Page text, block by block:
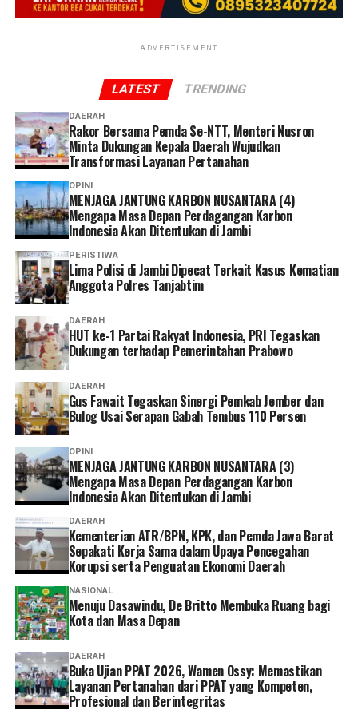
bersama Bulog untuk mendukung ketahanan pangan
ADVERTISEMENT
LATEST TRENDING
DAERAH
Rakor Bersama Pemda Se-NTT, Menteri Nusron
Minta Dukungan Kepala Daerah Wujudkan
Transformasi Layanan Pertanahan
OPINI
MENJAGA JANTUNG KARBON NUSANTARA (4)
Mengapa Masa Depan Perdagangan Karbon
Indonesia Akan Ditentukan di Jambi
PERISTIWA
Lima Polisi di Jambi Dipecat Terkait Kasus Kematian
Anggota Polres Tanjabtim
DAERAH
HUT ke-1 Partai Rakyat Indonesia, PRI Tegaskan
Dukungan terhadap Pemerintahan Prabowo
DAERAH
Gus Fawait Tegaskan Sinergi Pemkab Jember dan
Bulog Usai Serapan Gabah Tembus 110 Persen
OPINI
MENJAGA JANTUNG KARBON NUSANTARA (3)
Mengapa Masa Depan Perdagangan Karbon
Indonesia Akan Ditentukan di Jambi
DAERAH
Kementerian ATR/BPN, KPK, dan Pemda Jawa Barat
Sepakati Kerja Sama dalam Upaya Pencegahan
Korupsi serta Penguatan Ekonomi Daerah
NASIONAL
Menuju Dasawindu, De Britto Membuka Ruang bagi
Kota dan Masa Depan
DAERAH
Buka Ujian PPAT 2026, Wamen Ossy: Memastikan
Layanan Pertanahan dari PPAT yang Kompeten,
Profesional dan Berintegritas